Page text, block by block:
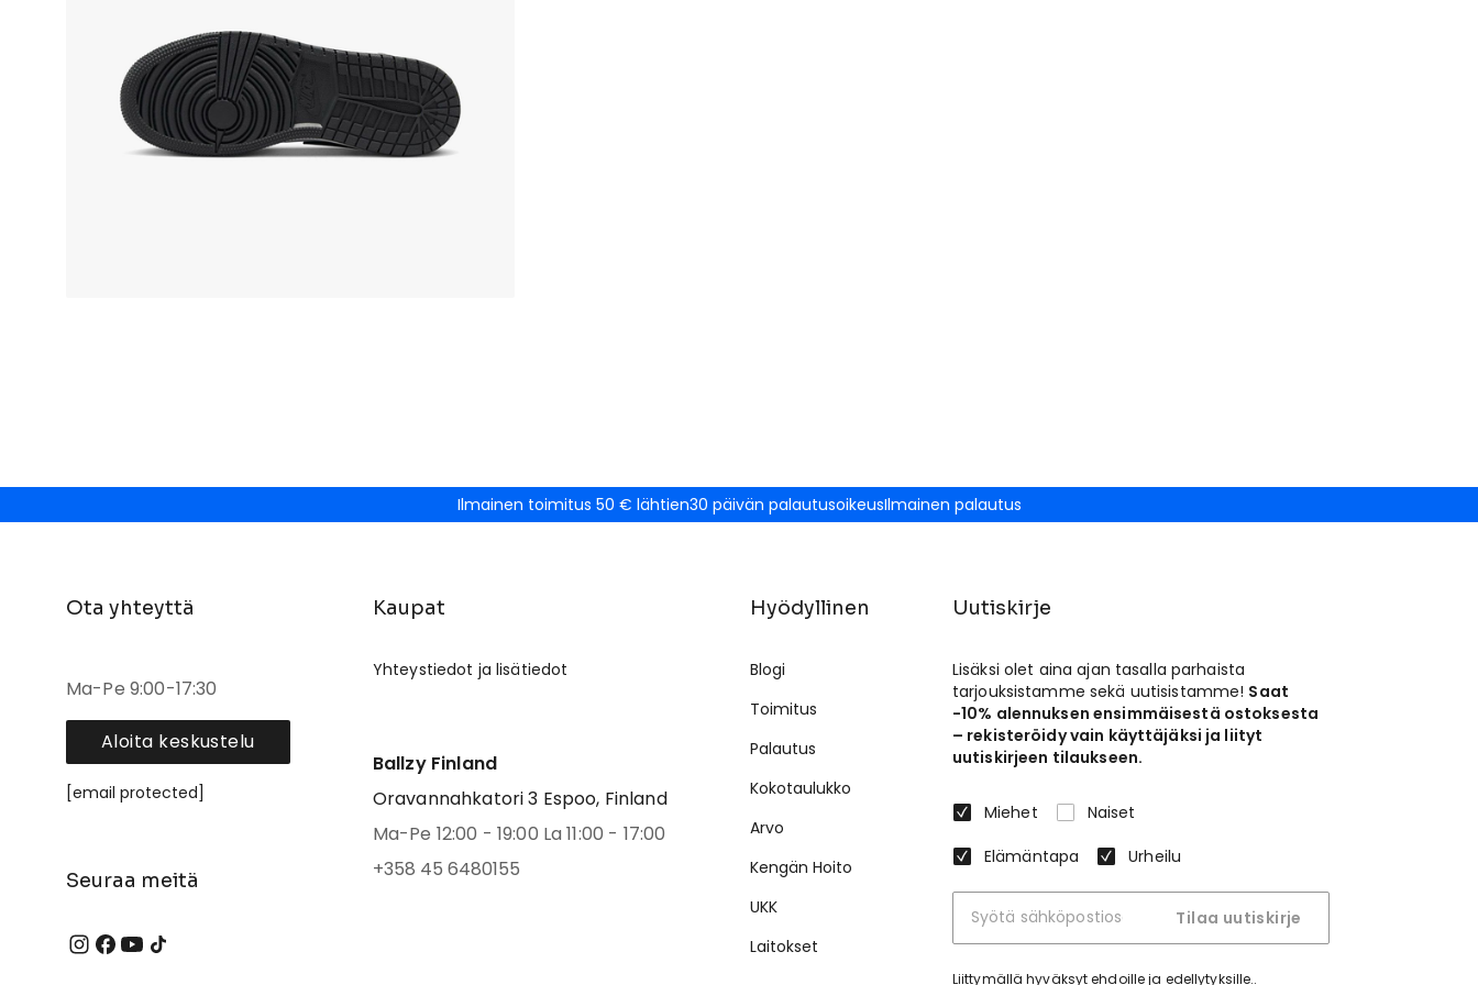
Ilmainen toimitus 50 € lähtien30 päivän palautusoikeusIlmainen palautus
Ota yhteyttä
Ma-Pe 9:00-17:30
Aloita keskustelu
[email protected]
Seuraa meitä
Kaupat
Yhteystiedot ja lisätiedot
Ballzy Finland
Oravannahkatori 3 Espoo, Finland
Ma-Pe 12:00 - 19:00 La 11:00 - 17:00
+358 45 6480155
Hyödyllinen
Blogi
Toimitus
Palautus
Kokotaulukko
Arvo
Kengän Hoito
UKK
Laitokset
Uutiskirje
Lisäksi olet aina ajan tasalla parhaista
tarjouksistamme sekä uutisistamme! Saat
-10% alennuksen ensimmäisestä ostoksesta
– rekisteröidy vain käyttäjäksi ja liityt
uutiskirjeen tilaukseen.
Miehet
Naiset
Elämäntapa
Urheilu
Tilaa uutiskirje
Liittymällä hyväksytehdoille ja edellytyksille..